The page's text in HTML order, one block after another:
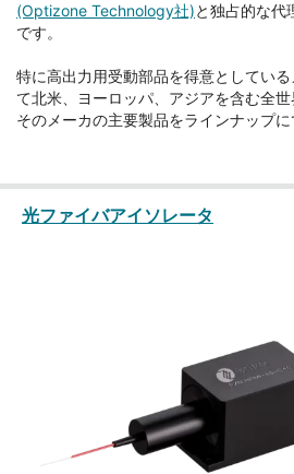
(Optizone Technology社)と独占的な代
です。
特に高出力用受動部品を得意としてい
て北米、ヨーロッパ、アジアを含む全世
そのメーカの主要製品をラインナップに
光ファイバアイソレータ